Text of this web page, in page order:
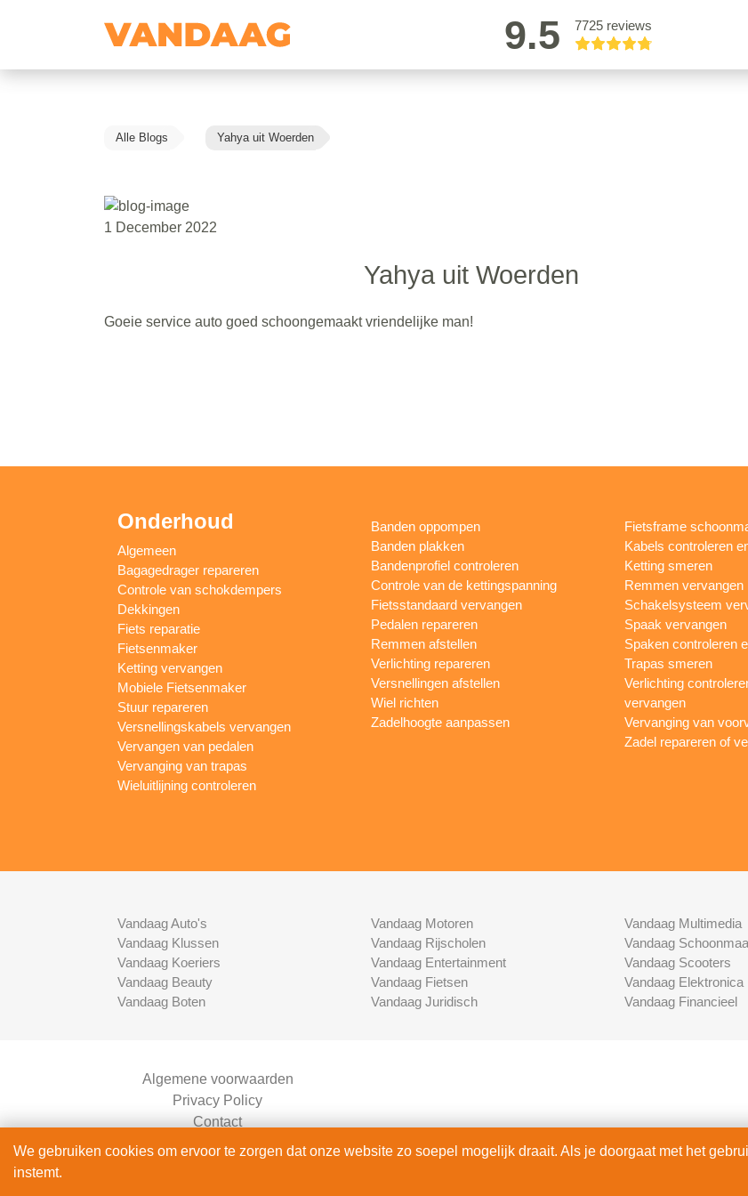
9.5 7725 reviews
Alle Blogs Yahya uit Woerden
1 December 2022
Yahya uit Woerden
Goeie service auto goed schoongemaakt vriendelijke man!
Onderhoud
Algemeen
Bagagedrager repareren
Controle van schokdempers
Dekkingen
Fiets reparatie
Fietsenmaker
Ketting vervangen
Mobiele Fietsenmaker
Stuur repareren
Versnellingskabels vervangen
Vervangen van pedalen
Vervanging van trapas
Wieluitlijning controleren
Banden oppompen
Banden plakken
Bandenprofiel controleren
Controle van de kettingspanning
Fietsstandaard vervangen
Pedalen repareren
Remmen afstellen
Verlichting repareren
Versnellingen afstellen
Wiel richten
Zadelhoogte aanpassen
Fietsframe
Kabels controleren
Ketting smeren
Remmen vervangen
Schakelsysteem
Spaak vervangen
Spaken controleren
Trapas smeren
Verlichting
vervangen
Vervanging van
Zadel repareren of
Vandaag Auto's
Vandaag Klussen
Vandaag Koeriers
Vandaag Beauty
Vandaag Boten
Vandaag Motoren
Vandaag Rijscholen
Vandaag Entertainment
Vandaag Fietsen
Vandaag Juridisch
Vandaag Multimedia
Vandaag
Vandaag Scooters
Vandaag Elektronica
Vandaag Financieel
Algemene voorwaarden
Privacy Policy
Contact
Bedrijven Inlog
We gebruiken cookies om ervoor te zorgen dat onze website zo soepel mogelijk draait. Als je doorgaat met het
instemt.